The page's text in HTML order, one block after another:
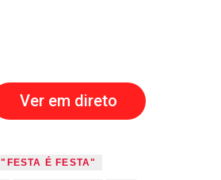
Ver em direto
"FESTA É FESTA"